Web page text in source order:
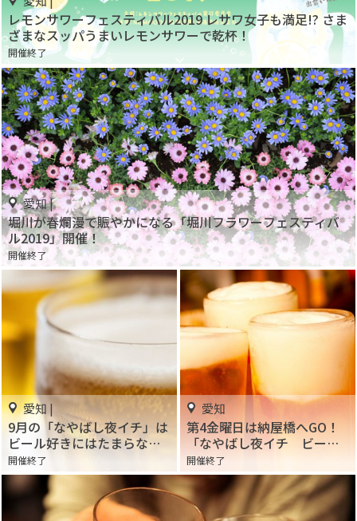
レモンサワーフェスティバル2019 レサワ女子も満足!? さま
ざまなスッパうまいレモンサワーで乾杯！
開催終了
愛知 |
堀川が春爛漫で賑やかになる「堀川フラワーフェスティバ
ル2019」開催！
開催終了
愛知 |
9月の「なやばし夜イチ」は
ビール好きにはたまらない
「ビール祭り」を開催！
開催終了
愛知
第4金曜日は納屋橋へGO！
「なやばし夜イチ ビール
祭り」
開催終了